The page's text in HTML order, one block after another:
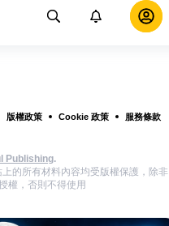
版權政策 Cookie 政策
服務條款
Publishing.
的所有材料內容均受版權保護，除非
權，否則不得使用